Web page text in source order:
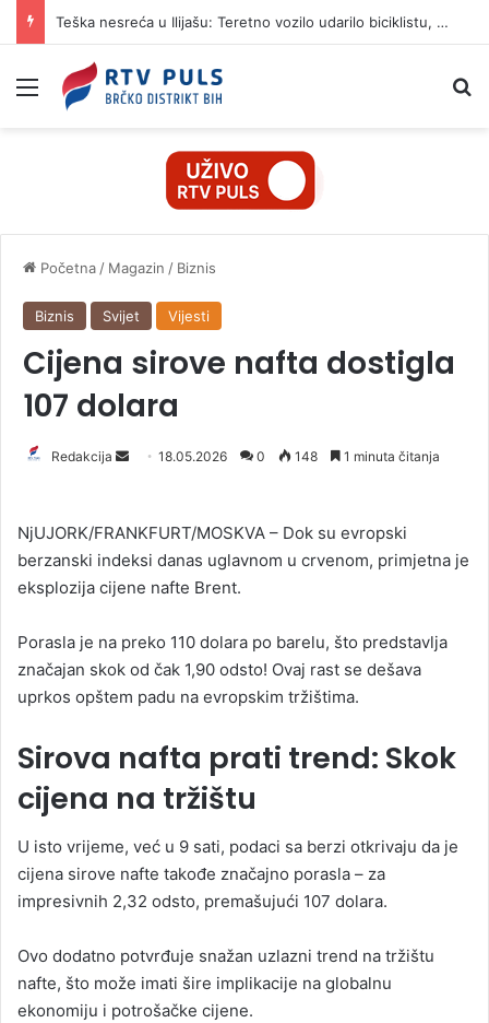
Teška nesreća u Ilijašu: Teretno vozilo udarilo biciklistu, 75-godišnjak zadržan u bolnici
Izbornik
Početna / Magazin / Biznis
Biznis Svijet Vijesti
Cijena sirove nafta dostigla
107 dolara
Redakcija
d
a
n
m
a
i
18.05.2026 0 148 1 minuta čitanja
NjUJORK/FRANKFURT/MOSKVA – Dok su evropski
berzanski indeksi danas uglavnom u crvenom, primjetna je
eksplozija cijene nafte Brent.
Porasla je na preko 110 dolara po barelu, što predstavlja
značajan skok od čak 1,90 odsto! Ovaj rast se dešava
uprkos opštem padu na evropskim tržištima.
Sirova nafta prati trend: Skok
cijena na tržištu
U isto vrijeme, već u 9 sati, podaci sa berzi otkrivaju da je
cijena sirove nafte takođe značajno porasla – za
impresivnih 2,32 odsto, premašujući 107 dolara.
Ovo dodatno potvrđuje snažan uzlazni trend na tržištu
nafte, što može imati šire implikacije na globalnu
ekonomiju i potrošačke cijene.